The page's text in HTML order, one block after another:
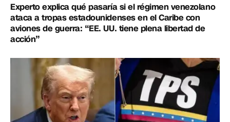
Experto explica qué pasaría si el régimen venezolano
ataca a tropas estadounidenses en el Caribe con
aviones de guerra: “EE. UU. tiene plena libertad de
acción”